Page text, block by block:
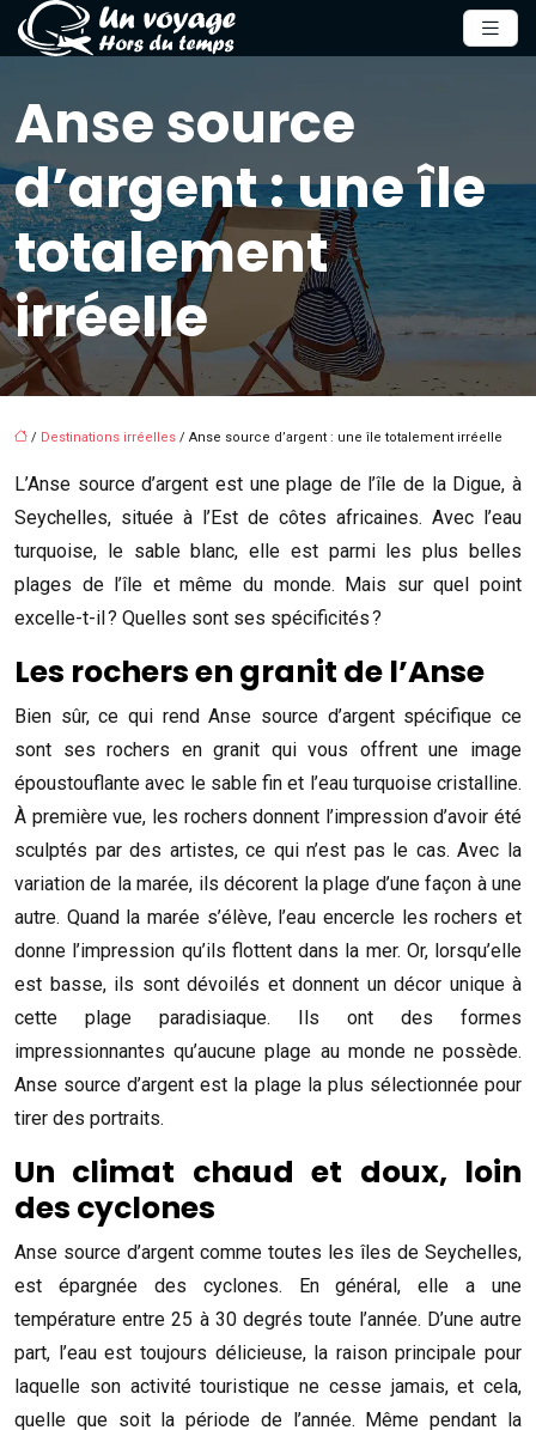
Anse source
d’argent : une île
totalement
irréelle
/ Destinations irréelles / Anse source d’argent : une île totalement irréelle
L’Anse source d’argent est une plage de l’île de la Digue, à
Seychelles, située à l’Est de côtes africaines. Avec l’eau
turquoise, le sable blanc, elle est parmi les plus belles
plages de l’île et même du monde. Mais sur quel point
excelle-t-il ? Quelles sont ses spécificités ?
Les rochers en granit de l’Anse
Bien sûr, ce qui rend Anse source d’argent spécifique ce
sont ses rochers en granit qui vous offrent une image
époustouflante avec le sable fin et l’eau turquoise cristalline.
À première vue, les rochers donnent l’impression d’avoir été
sculptés par des artistes, ce qui n’est pas le cas. Avec la
variation de la marée, ils décorent la plage d’une façon à une
autre. Quand la marée s’élève, l’eau encercle les rochers et
donne l’impression qu’ils flottent dans la mer. Or, lorsqu’elle
est basse, ils sont dévoilés et donnent un décor unique à
cette plage paradisiaque. Ils ont des formes
impressionnantes qu’aucune plage au monde ne possède.
Anse source d’argent est la plage la plus sélectionnée pour
tirer des portraits.
Un climat chaud et doux, loin
des cyclones
Anse source d’argent comme toutes les îles de Seychelles,
est épargnée des cyclones. En général, elle a une
température entre 25 à 30 degrés toute l’année. D’une autre
part, l’eau est toujours délicieuse, la raison principale pour
laquelle son activité touristique ne cesse jamais, et cela,
quelle que soit la période de l’année. Même pendant la